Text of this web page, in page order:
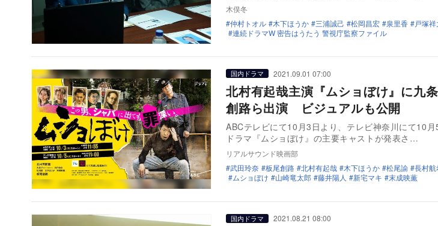
木俣冬
仲村トオル
木下ほうか 三浦誠己 松岡昌宏 泉里香 戸塚
連続ドラマW 密告はうたう 警視庁監察ファイル
国内ドラマ 2021.09.01 07:00
北村有起哉主演『ムショぼけ』に九
創路ら出演 ビジュアルも公開
ABCテレビにて10月3日より、テレビ神奈川にて10
ドラマ『ムショぼけ』の主要キャストが発表さ…
リアルサウンド映画部
武田玲奈
板尾創路 北村有起哉 木下ほうか 松尾諭 長村航
ムショぼけ
山崎竜太郎 藤井陽人 新宅マキ 末成映薫
国内ドラマ 2021.08.21 08:00